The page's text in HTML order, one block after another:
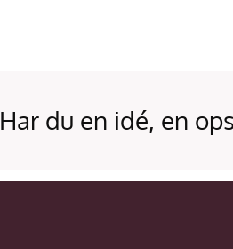
Har du en idé, en